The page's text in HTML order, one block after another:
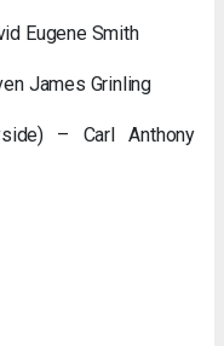
Eugene Smith
James Grinling
– Carl Anthony